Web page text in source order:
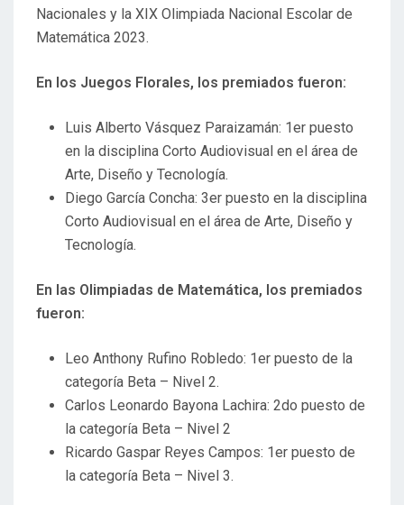
Nacionales y la XIX Olimpiada Nacional Escolar de
Matemática 2023.
En los Juegos Florales, los premiados fueron:
Luis Alberto Vásquez Paraizamán: 1er puesto
en la disciplina Corto Audiovisual en el área de
Arte, Diseño y Tecnología.
Diego García Concha: 3er puesto en la disciplina
Corto Audiovisual en el área de Arte, Diseño y
Tecnología.
En las Olimpiadas de Matemática, los premiados
fueron:
Leo Anthony Rufino Robledo: 1er puesto de la
categoría Beta – Nivel 2.
Carlos Leonardo Bayona Lachira: 2do puesto de
la categoría Beta – Nivel 2
Ricardo Gaspar Reyes Campos: 1er puesto de
la categoría Beta – Nivel 3.